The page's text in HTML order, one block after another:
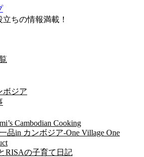
ちの情報満載！
ボジア
Cambodian Cooking
品in カンボジア-One Village One
RISAの子育て日記